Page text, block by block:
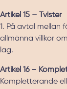
Artikel 15 – Tvister
1. På avtal mellan
allmänna villkor
lag.
Artikel 16 –
Kompletterande